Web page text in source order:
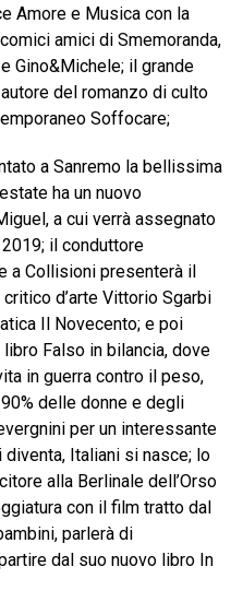
Amore e Musica con la
amici di Smemoranda,
Gino&Michele; il grande
del romanzo di culto
Soffocare;
a Sanremo la bellissima
ha un nuovo
a cui verrà assegnato
il conduttore
a Collisioni presenterà il
d’arte Vittorio Sgarbi
Il Novecento; e poi
Falso in bilancia, dove
in guerra contro il peso,
delle donne e degli
per un interessante
Italiani si nasce; lo
alla Berlinale dell’Orso
con il film tratto dal
parlerà di
dal suo nuovo libro In